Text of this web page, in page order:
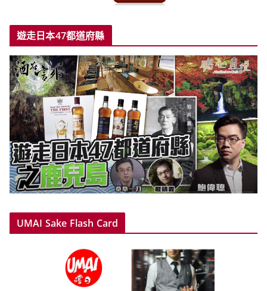
遊走日本47都道府縣
UMAI Sake Flash Card